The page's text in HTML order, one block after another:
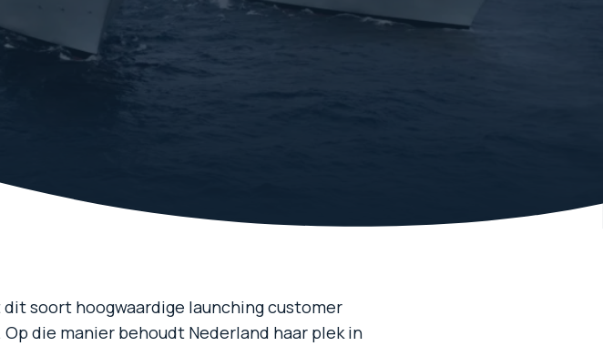
soort hoogwaardige launching customer
die manier behoudt Nederland haar plek in